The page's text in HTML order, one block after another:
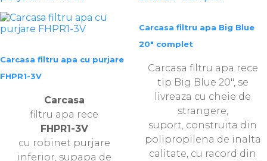
Carcasa filtru apa cu purjare
FHPR1-3V
Carcasa
filtru apa rece
FHPR1-3V
cu robinet purjare
inferior, supapa de
Carcasa filtru apa Big Blue
20″ complet
Carcasa filtru apa rece
tip Big Blue 20″, se
livreaza cu cheie de
strangere,
suport, construita din
polipropilena de inalta
calitate, cu racord din